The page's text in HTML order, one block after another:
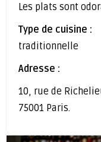
Les plats sont
Type de cuisine :
traditionnelle
Adresse :
10, rue de
75001 Paris.